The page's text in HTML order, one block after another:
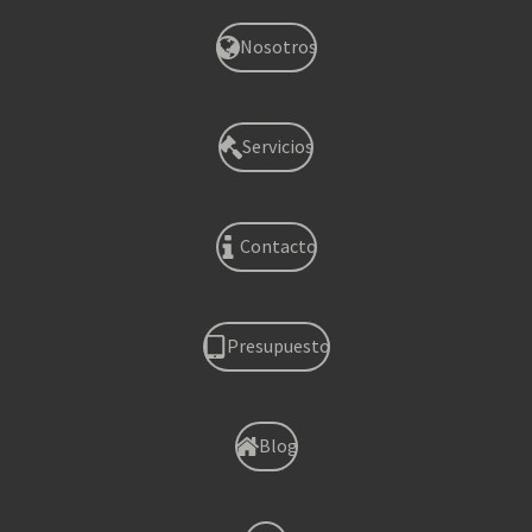
Nosotros
Servicios
Contacto
Presupuesto
Blog